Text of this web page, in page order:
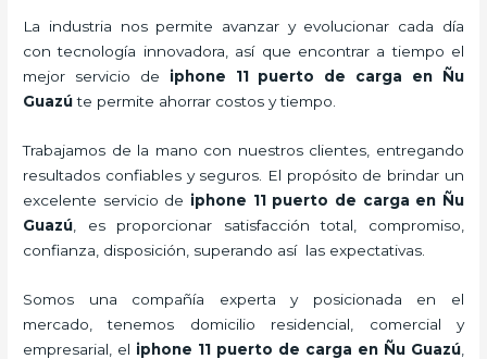
La industria nos permite avanzar y evolucionar cada día
con tecnología innovadora, así que encontrar a tiempo el
mejor servicio de iphone 11 puerto de carga
en Ñu
Guazúte permite ahorrar costos y tiempo.
Trabajamos de la mano con nuestros clientes, entregando
resultados confiables y seguros. El propósito de brindar un
excelente servicio de iphone 11 puerto de carga en Ñu
Guazú , es proporcionar satisfacción total, compromiso,
confianza, disposición, superando así las expectativas.
Somos una compañía experta y posicionada en el
mercado, tenemos domicilio residencial, comercial y
empresarial, el iphone 11 puerto de carga en Ñu Guazú,